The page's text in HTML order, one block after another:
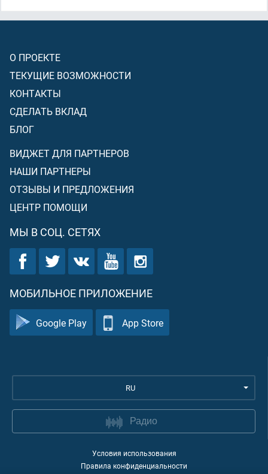
О ПРОЕКТЕ
ТЕКУЩИЕ ВОЗМОЖНОСТИ
КОНТАКТЫ
СДЕЛАТЬ ВКЛАД
БЛОГ
ВИДЖЕТ ДЛЯ ПАРТНЕРОВ
НАШИ ПАРТНЕРЫ
ОТЗЫВЫ И ПРЕДЛОЖЕНИЯ
ЦЕНТР ПОМОЩИ
МЫ В СОЦ. СЕТЯХ
МОБИЛЬНОЕ ПРИЛОЖЕНИЕ
Google Play App Store
RU
Радио
Условия использования
Правила конфиденциальности